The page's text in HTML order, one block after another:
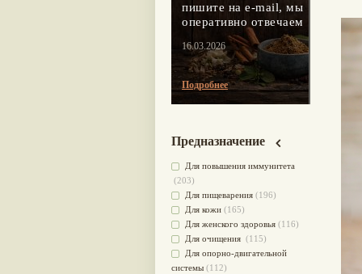
пишите на e-mail, мы
оперативно отвечаем
16.03.2026
Подробнее
Предназначение
Для повышения иммунитета
(203)
Для пищеварения (196)
Для кожи (165)
Для женского здоровья (116)
Для очищения (115)
Для опорно-двигательной
системы (112)